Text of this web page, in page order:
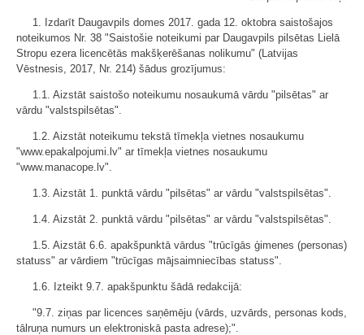
1. Izdarīt Daugavpils domes 2017. gada 12. oktobra saistošajos
noteikumos Nr. 38 "Saistošie noteikumi par Daugavpils pilsētas Lielā
Stropu ezera licencētās makšķerēšanas nolikumu" (Latvijas
Vēstnesis, 2017, Nr. 214) šādus grozījumus:
1.1. Aizstāt saistošo noteikumu nosaukumā vārdu "pilsētas" ar
vārdu "valstspilsētas".
1.2. Aizstāt noteikumu tekstā tīmekļa vietnes nosaukumu
"www.epakalpojumi.lv" ar tīmekļa vietnes nosaukumu
"www.manacope.lv".
1.3. Aizstāt 1. punktā vārdu "pilsētas" ar vārdu "valstspilsētas".
1.4. Aizstāt 2. punktā vārdu "pilsētas" ar vārdu "valstspilsētas".
1.5. Aizstāt 6.6. apakšpunktā vārdus "trūcīgās ģimenes (personas)
statuss" ar vārdiem "trūcīgas mājsaimniecības statuss".
1.6. Izteikt 9.7. apakšpunktu šādā redakcijā:
"9.7. ziņas par licences saņēmēju (vārds, uzvārds, personas kods,
tālruņa numurs un elektroniskā pasta adrese);".